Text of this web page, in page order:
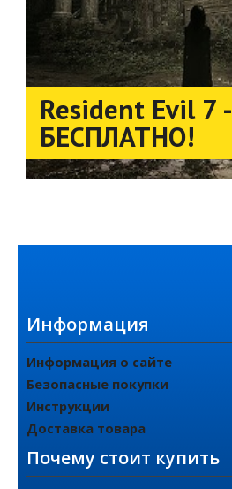
Resident Evil 7 -
БЕСПЛАТНО!
Информация
Информация о сайте
Безопасные покупки
Инструкции
Доставка товара
Почему стоит купить